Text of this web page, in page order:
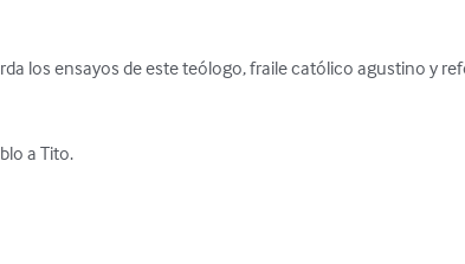
los ensayos de este teólogo, fraile católico agustino y
a Tito.